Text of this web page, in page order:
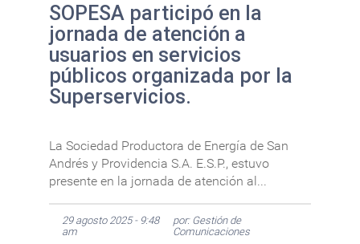
SOPESA participó en la
jornada de atención a
usuarios en servicios
públicos organizada por la
Superservicios.
La Sociedad Productora de Energía de San
Andrés y Providencia S.A. E.S.P., estuvo
presente en la jornada de atención al...
29 agosto 2025 - 9:48
am
por: Gestión de
Comunicaciones